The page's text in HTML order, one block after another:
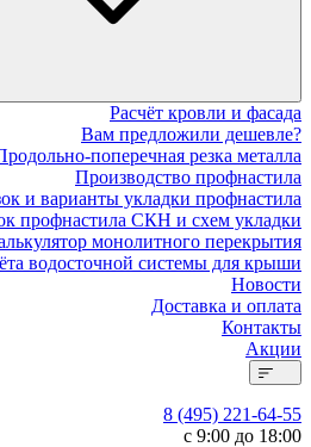
Расчёт кровли и фасада
Вам предложили дешевле?
поперечная резка металла
Производство профнастила
и варианты укладки профнастила
профнастила СКН и схем укладки
монолитного перекрытия
водосточной системы для крыши
Новости
Доставка и оплата
Контакты
Акции
8 (495) 221-64-55
с 9:00 до 18:00